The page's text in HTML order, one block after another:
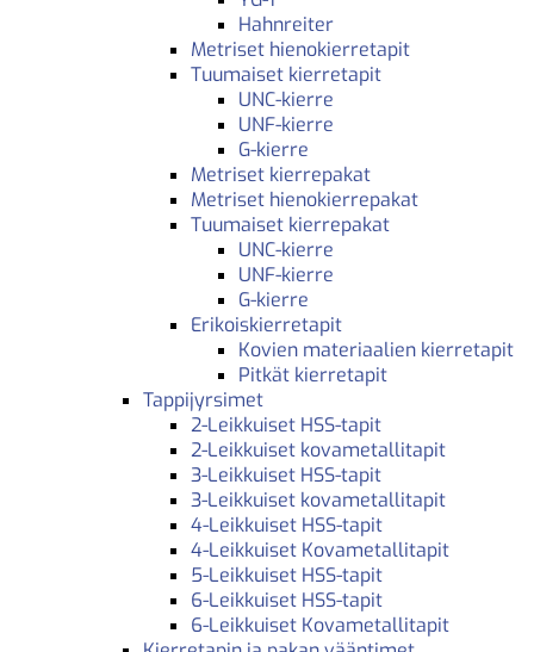
Hahnreiter
Metriset hienokierretapit
Tuumaiset kierretapit
UNC-kierre
UNF-kierre
G-kierre
Metriset kierrepakat
Metriset hienokierrepakat
Tuumaiset kierrepakat
UNC-kierre
UNF-kierre
G-kierre
Erikoiskierretapit
Kovien materiaalien kierretapit
Pitkät kierretapit
Tappijyrsimet
2-Leikkuiset HSS-tapit
2-Leikkuiset kovametallitapit
3-Leikkuiset HSS-tapit
3-Leikkuiset kovametallitapit
4-Leikkuiset HSS-tapit
4-Leikkuiset Kovametallitapit
5-Leikkuiset HSS-tapit
6-Leikkuiset HSS-tapit
6-Leikkuiset Kovametallitapit